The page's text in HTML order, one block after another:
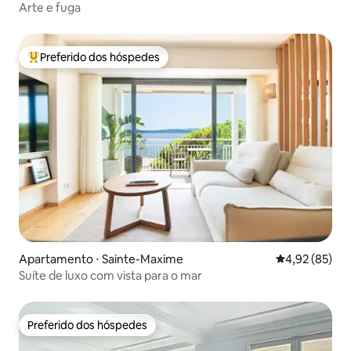
Arte e fuga
Entre os melhores preferidos dos hóspedes
Preferido dos hóspedes
Apartamento ⋅ Sainte-Maxime 4,92 de uma
4,92 (85)
Suíte de luxo com vista para o mar
Preferido dos hóspedes
Preferido dos hóspedes